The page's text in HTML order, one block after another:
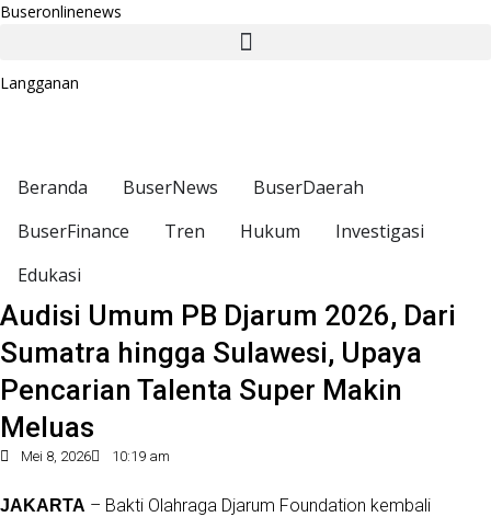
Buseronlinenews
Langganan
Beranda BuserNews
BuserDaerah
BuserFinance
Tren Hukum
Investigasi
Edukasi
Audisi Umum PB Djarum 2026, Dari
Sumatra hingga Sulawesi, Upaya
Pencarian Talenta Super Makin
Meluas
Mei 8, 2026 10:19 am
JAKARTA – Bakti Olahraga Djarum Foundation kembali